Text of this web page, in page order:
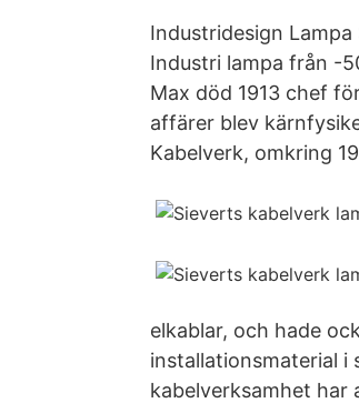
Industridesign
Industri lampa från -
Max död 1913 chef
affärer blev
Kabelverk, omkring
elkablar, och hade
installationsmaterial i
kabelverksamhet har